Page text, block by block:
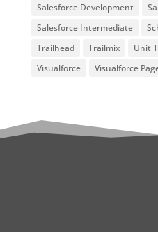
Salesforce Development
Salesforce Intermediate
Trailhead
Trailmix Unit
Visualforce
Visualforce